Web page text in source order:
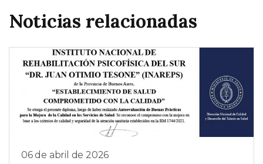
Noticias relacionadas
06 de abril de 2026